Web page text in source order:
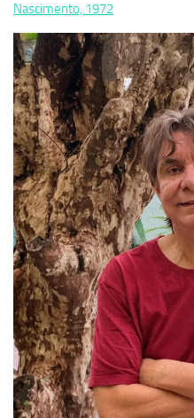
Nascimento, 1972